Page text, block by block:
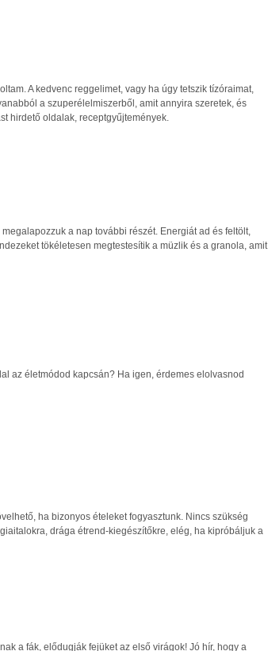
A kedvenc reggelimet, vagy ha úgy tetszik tízóraimat,
a szuperélelmiszerből, amit annyira szeretek, és
hirdető oldalak, receptgyűjtemények.
a nap további részét. Energiát ad és feltölt,
tökéletesen megtestesítik a müzlik és a granola, amit
az életmódod kapcsán? Ha igen, érdemes elolvasnod
ha bizonyos ételeket fogyasztunk. Nincs szükség
drága étrend-kiegészítőkre, elég, ha kipróbáljuk a
a fák, elődugják fejüket az első virágok! Jó hír, hogy a